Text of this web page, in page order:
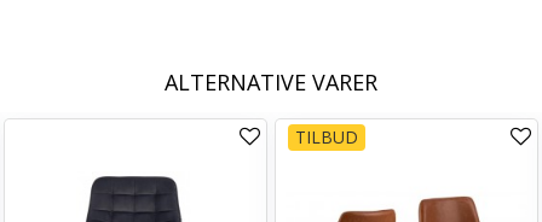
ALTERNATIVE VARER
TILBUD